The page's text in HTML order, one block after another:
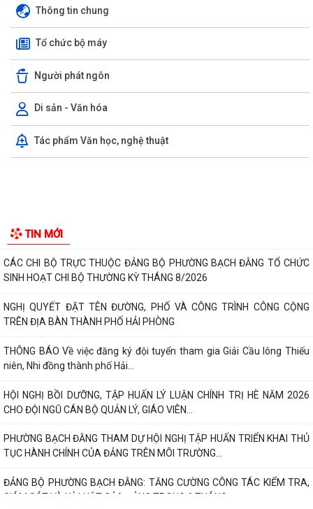
Thông tin chung
Tổ chức bộ máy
Người phát ngôn
Di sản - Văn hóa
Tác phẩm Văn học, nghệ thuật
TIN MỚI
CHI BỘ TỔ DÂN PHỐ MY ĐÔNG TRANG TRỌNG TỔ CHỨC LỄ KẾT NẠP
ĐẢNG VIÊN VÀ SINH HOẠT CHI BỘ THƯỜNG KỲ...
ĐỒNG CHÍ TRẦN HUY KIÊN - BÍ THƯ ĐẢNG ỦY, CHỦ TỊCH HĐND
PHƯỜNG BẠCH ĐẰNG DỰ SINH HOẠT CHI BỘ TẠI...
ỦY BAN NHÂN DÂN PHƯỜNG BẠCH ĐẰNG TỔ CHỨC HỘI NGHỊ GIAO
BAN VỚI CÁC TỔ DÂN PHỐ THÁNG 8 NĂM 2026
CHI BỘ TRƯỜNG THCS MINH TÂN TRANG TRỌNG TỔ CHỨC LỄ KẾT
NẠP ĐẢNG VIÊN VÀ SINH HOẠT CHI BỘ THƯỜNG KỲ...
ĐẰNG TỔ CHỨC LỄ CHÀO CỜ ĐẦU THÁNG 8/2026
CÁC CHI BỘ TRỰC THUỘC ĐẢNG BỘ PHƯỜNG BẠCH ĐẰNG TỔ CHỨC
SINH HOẠT CHI BỘ THƯỜNG KỲ THÁNG 8/2026
NGHỊ QUYẾT ĐẶT TÊN ĐƯỜNG, PHỐ VÀ CÔNG TRÌNH CÔNG CỘNG
TRÊN ĐỊA BÀN THÀNH PHỐ HẢI PHÒNG
THÔNG BÁO Về việc đăng ký đội tuyển tham gia Giải Cầu lông Thiếu
niên, Nhi đồng thành phố Hải...
HỘI NGHỊ BỒI DƯỠNG, TẬP HUẤN LÝ LUẬN CHÍNH TRỊ HÈ NĂM 2026
CHO ĐỘI NGŨ CÁN BỘ QUẢN LÝ, GIÁO VIÊN...
PHƯỜNG BẠCH ĐẰNG THAM DỰ HỘI NGHỊ TẬP HUẤN TRIỂN KHAI THỦ
TỤC HÀNH CHÍNH CỦA ĐẢNG TRÊN MÔI TRƯỜNG...
ĐẢNG BỘ PHƯỜNG BẠCH ĐẰNG: TĂNG CƯỜNG CÔNG TÁC KIỂM TRA,
GIÁM SÁT VÀ KỶ LUẬT CỦA ĐẢNG TRONG 6 THÁNG...